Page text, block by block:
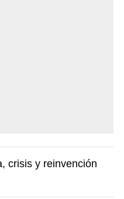
crisis y reinvención